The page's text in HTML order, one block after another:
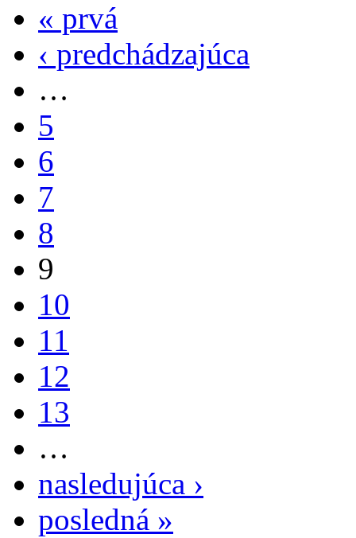
« prvá
‹ predchádzajúca
…
5
6
7
8
9
10
11
12
13
…
nasledujúca ›
posledná »